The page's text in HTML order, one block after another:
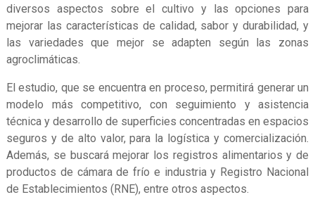
diversos aspectos sobre el cultivo y las opciones para
mejorar las características de calidad, sabor y durabilidad, y
las variedades que mejor se adapten según las zonas
agroclimáticas.
El estudio, que se encuentra en proceso, permitirá generar un
modelo más competitivo, con seguimiento y asistencia
técnica y desarrollo de superficies concentradas en espacios
seguros y de alto valor, para la logística y comercialización.
Además, se buscará mejorar los registros alimentarios y de
productos de cámara de frío e industria y Registro Nacional
de Establecimientos (RNE), entre otros aspectos.